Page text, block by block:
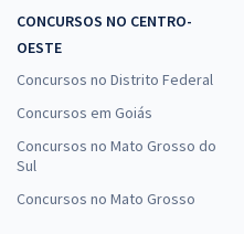
CONCURSOS NO CENTRO-
OESTE
Concursos no Distrito Federal
Concursos em Goiás
Concursos no Mato Grosso do
Sul
Concursos no Mato Grosso